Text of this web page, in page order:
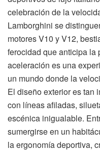
celebración de la
Lamborghini se
motores V10 y V12,
ferocidad que anticipa la
aceleración es una
un mundo donde la
El diseño exterior es tan
con líneas afiladas,
escénica inigualable.
sumergirse en un
la ergonomía deportiva,